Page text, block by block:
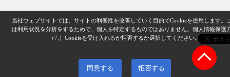
当社ウェブサイトでは、サイトの利便性を改善していく目的でCookieを使用します。
は利用状況を分析をするためで、個人を特定するものではありません。 個人情報保護
（7.）Cookieを受け入れるか拒否するか選択してください。
同意する 拒否する